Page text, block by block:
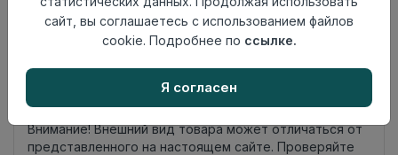
Страна
Россия
Осталось8 шт
Внимание! Внешний вид товара может отличаться от
представленного на настоящем сайте. Проверяйте
сайт, вы соглашаетесь с использованием файлов
cookie. Подробнее по ссылке.
Я согласен